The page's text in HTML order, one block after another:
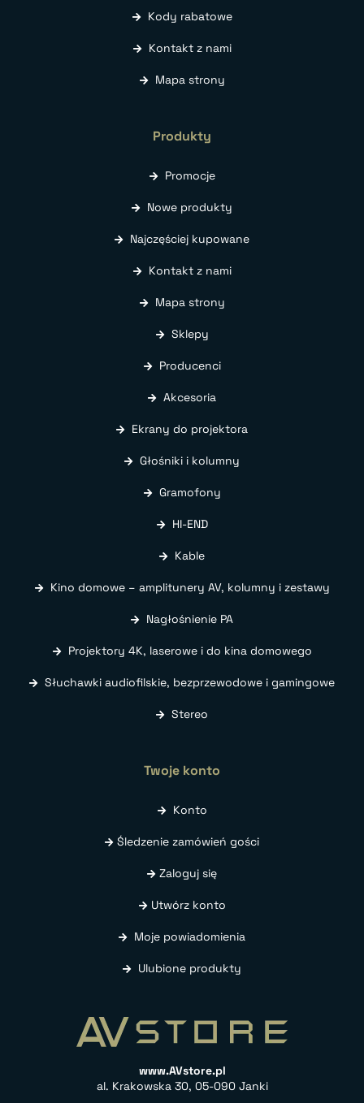
Kody rabatowe
Kontakt z nami
Mapa strony
Produkty
Promocje
Nowe produkty
Najczęściej kupowane
Kontakt z nami
Mapa strony
Sklepy
Producenci
Akcesoria
Ekrany do projektora
Głośniki i kolumny
Gramofony
HI-END
Kable
Kino domowe – amplitunery AV, kolumny i zestawy
Nagłośnienie PA
Projektory 4K, laserowe i do kina domowego
Słuchawki audiofilskie, bezprzewodowe i gamingowe
Stereo
Twoje konto
Konto
Śledzenie zamówień gości
Zaloguj się
Utwórz konto
Moje powiadomienia
Ulubione produkty
www.AVstore.pl
al. Krakowska 30, 05-090 Janki